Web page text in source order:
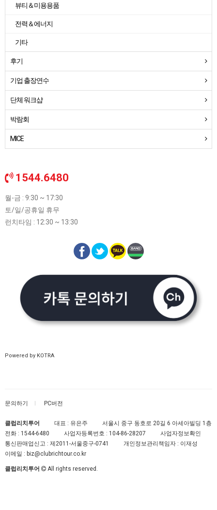
뷰티＆미용용품
전력＆에너지
기타
후기
기업 출장연수
단체 워크샵
박람회
MICE
1544.6480
월-금 : 9:30 ~ 17:30
토/일/공휴일 휴무
런치타임 : 12:30 ~ 13:30
Powered by KOTRA
문의하기 PC버전
클럽리치투어 대표 : 유은주
서울시 중구 동호로 20길 6 아세아빌딩 1층
전화 : 1544-6480 사업자등록번호 : 104-86-28207
사업자정보확인
통신판매업신고 : 제2011-서울중구-0741
개인정보관리책임자 : 이재성
이메일 : biz@clubrichtour.co.kr
클럽리치투어 All rights reserved.